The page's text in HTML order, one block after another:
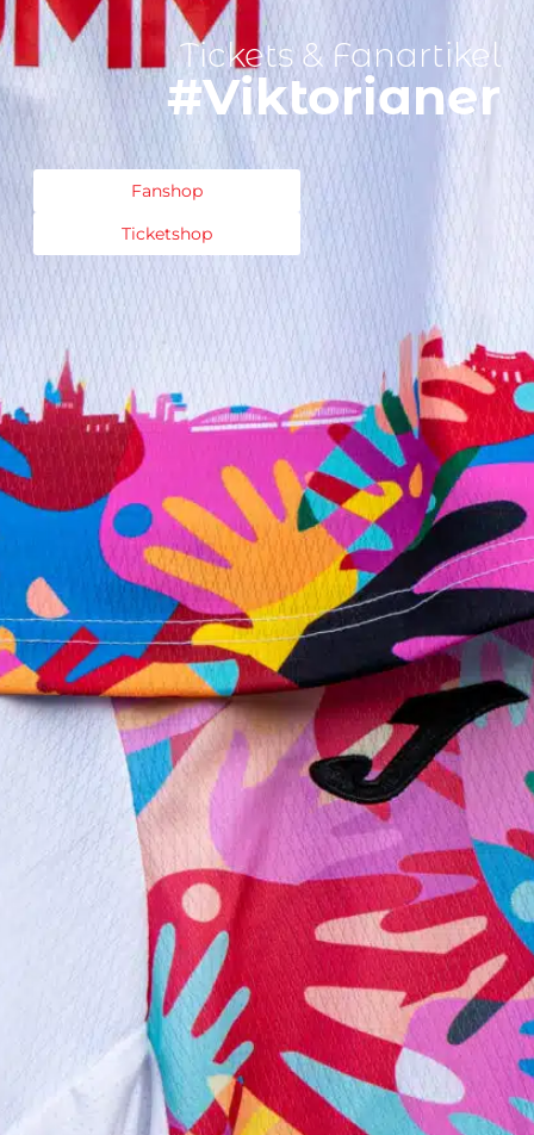
Tickets & Fanartikel
#Viktorianer
Fanshop
Ticketshop